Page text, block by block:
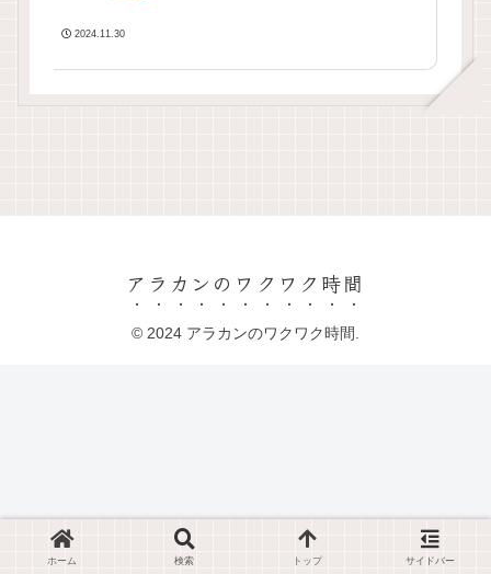
2024.11.30
アラカンのワクワク時間
© 2024 アラカンのワクワク時間.
ホーム 検索 トップ サイドバー